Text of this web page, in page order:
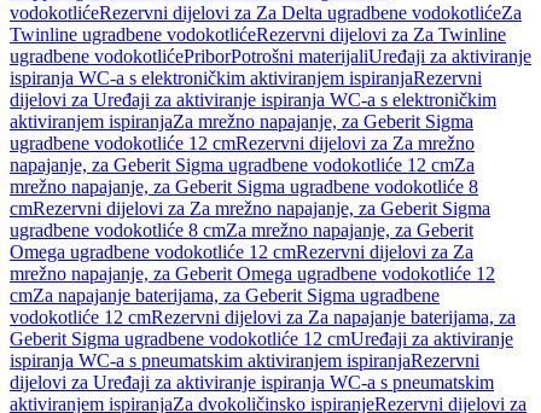
vodokotlićeRezervni dijelovi za Za Delta ugradbene vodokotlićeZa
Twinline ugradbene vodokotlićeRezervni dijelovi za Za Twinline
ugradbene vodokotlićePriborPotrošni materijaliUređaji za aktiviranje
ispiranja WC-a s elektroničkim aktiviranjem ispiranjaRezervni
dijelovi za Uređaji za aktiviranje ispiranja WC-a s elektroničkim
aktiviranjem ispiranjaZa mrežno napajanje, za Geberit Sigma
ugradbene vodokotliće 12 cmRezervni dijelovi za Za mrežno
napajanje, za Geberit Sigma ugradbene vodokotliće 12 cmZa
mrežno napajanje, za Geberit Sigma ugradbene vodokotliće 8
cmRezervni dijelovi za Za mrežno napajanje, za Geberit Sigma
ugradbene vodokotliće 8 cmZa mrežno napajanje, za Geberit
Omega ugradbene vodokotliće 12 cmRezervni dijelovi za Za
mrežno napajanje, za Geberit Omega ugradbene vodokotliće 12
cmZa napajanje baterijama, za Geberit Sigma ugradbene
vodokotliće 12 cmRezervni dijelovi za Za napajanje baterijama, za
Geberit Sigma ugradbene vodokotliće 12 cmUređaji za aktiviranje
ispiranja WC-a s pneumatskim aktiviranjem ispiranjaRezervni
dijelovi za Uređaji za aktiviranje ispiranja WC-a s pneumatskim
aktiviranjem ispiranjaZa dvokoličinsko ispiranjeRezervni dijelovi za